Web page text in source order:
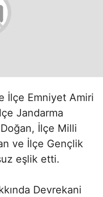
İlçe Emniyet Amiri
Jandarma
İlçe Milli
ve İlçe Gençlik
eşlik etti.
Devrekani